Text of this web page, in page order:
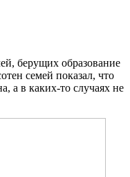
берущих образование
семей показал, что
а в каких-то случаях не